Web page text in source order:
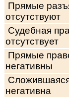
Прямые
отсутствуют
Судебная
отсутствует
Прямые
негативны
негативна